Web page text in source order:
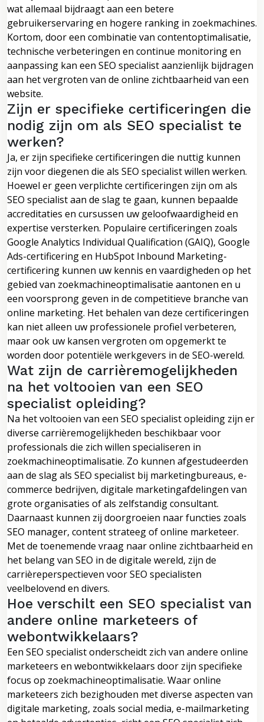
wat allemaal bijdraagt aan een betere
gebruikerservaring en hogere ranking in zoekmachines.
Kortom, door een combinatie van contentoptimalisatie,
technische verbeteringen en continue monitoring en
aanpassing kan een SEO specialist aanzienlijk bijdragen
aan het vergroten van de online zichtbaarheid van een
website.
Zijn er specifieke certificeringen die
nodig zijn om als SEO specialist te
werken?
Ja, er zijn specifieke certificeringen die nuttig kunnen
zijn voor diegenen die als SEO specialist willen werken.
Hoewel er geen verplichte certificeringen zijn om als
SEO specialist aan de slag te gaan, kunnen bepaalde
accreditaties en cursussen uw geloofwaardigheid en
expertise versterken. Populaire certificeringen zoals
Google Analytics Individual Qualification (GAIQ), Google
Ads-certificering en HubSpot Inbound Marketing-
certificering kunnen uw kennis en vaardigheden op het
gebied van zoekmachineoptimalisatie aantonen en u
een voorsprong geven in de competitieve branche van
online marketing. Het behalen van deze certificeringen
kan niet alleen uw professionele profiel verbeteren,
maar ook uw kansen vergroten om opgemerkt te
worden door potentiële werkgevers in de SEO-wereld.
Wat zijn de carrièremogelijkheden
na het voltooien van een SEO
specialist opleiding?
Na het voltooien van een SEO specialist opleiding zijn er
diverse carrièremogelijkheden beschikbaar voor
professionals die zich willen specialiseren in
zoekmachineoptimalisatie. Zo kunnen afgestudeerden
aan de slag als SEO specialist bij marketingbureaus, e-
commerce bedrijven, digitale marketingafdelingen van
grote organisaties of als zelfstandig consultant.
Daarnaast kunnen zij doorgroeien naar functies zoals
SEO manager, content strateeg of online marketeer.
Met de toenemende vraag naar online zichtbaarheid en
het belang van SEO in de digitale wereld, zijn de
carrièreperspectieven voor SEO specialisten
veelbelovend en divers.
Hoe verschilt een SEO specialist van
andere online marketeers of
webontwikkelaars?
Een SEO specialist onderscheidt zich van andere online
marketeers en webontwikkelaars door zijn specifieke
focus op zoekmachineoptimalisatie. Waar online
marketeers zich bezighouden met diverse aspecten van
digitale marketing, zoals social media, e-mailmarketing